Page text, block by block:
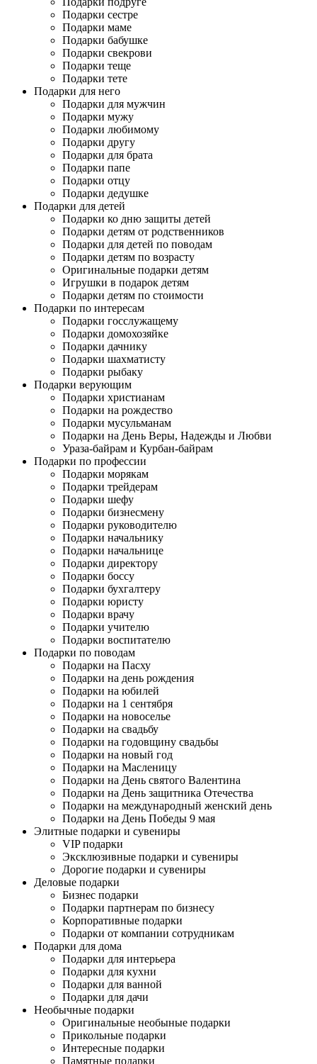
Подарки сестре
Подарки маме
Подарки бабушке
Подарки свекрови
Подарки теще
Подарки тете
Подарки для него
Подарки для мужчин
Подарки мужу
Подарки любимому
Подарки другу
Подарки для брата
Подарки папе
Подарки отцу
Подарки дедушке
Подарки для детей
Подарки ко дню защиты детей
Подарки детям от родственников
Подарки для детей по поводам
Подарки детям по возрасту
Оригинальные подарки детям
Игрушки в подарок детям
Подарки детям по стоимости
Подарки по интересам
Подарки госслужащему
Подарки домохозяйке
Подарки дачнику
Подарки шахматисту
Подарки рыбаку
Подарки верующим
Подарки христианам
Подарки на рождество
Подарки мусульманам
Подарки на День Веры, Надежды и Любви
Ураза-байрам и Курбан-байрам
Подарки по профессии
Подарки морякам
Подарки трейдерам
Подарки шефу
Подарки бизнесмену
Подарки руководителю
Подарки начальнику
Подарки начальнице
Подарки директору
Подарки боссу
Подарки бухгалтеру
Подарки юристу
Подарки врачу
Подарки учителю
Подарки воспитателю
Подарки по поводам
Подарки на Пасху
Подарки на день рождения
Подарки на юбилей
Подарки на 1 сентября
Подарки на новоселье
Подарки на свадьбу
Подарки на годовщину свадьбы
Подарки на новый год
Подарки на Масленицу
Подарки на День святого Валентина
Подарки на День защитника Отечества
Подарки на международный женский день
Подарки на День Победы 9 мая
Элитные подарки и сувениры
VIP подарки
Эксклюзивные подарки и сувениры
Дорогие подарки и сувениры
Деловые подарки
Бизнес подарки
Подарки партнерам по бизнесу
Корпоративные подарки
Подарки от компании сотрудникам
Подарки для дома
Подарки для интерьера
Подарки для кухни
Подарки для ванной
Подарки для дачи
Необычные подарки
Оригинальные необыные подарки
Прикольные подарки
Интересные подарки
Памятные подарки